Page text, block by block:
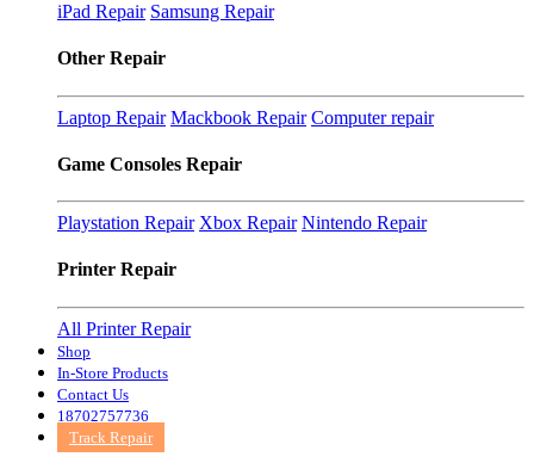
iPad Repair Samsung Repair
Other Repair
Laptop Repair Mackbook Repair Computer repair
Game Consoles Repair
Playstation Repair Xbox Repair Nintendo Repair
Printer Repair
All Printer Repair
Shop
In-Store Products
Contact Us
18702757736
Track Repair